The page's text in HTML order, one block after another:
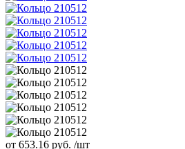
от 653.16 руб. /шт